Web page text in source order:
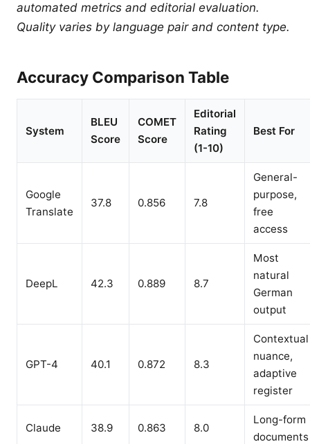
automated metrics and editorial evaluation.
Quality varies by language pair and content type.
Accuracy Comparison Table
System
BLEU
Score
COMET
Score
Editorial
Rating
(1-10)
Best For
Google
Translate
37.8 0.856 7.8
General-
purpose,
free
access
DeepL 42.3 0.889 8.7
Most
natural
German
output
GPT-4 40.1 0.872 8.3
Contextual
nuance,
adaptive
register
Claude 38.9 0.863 8.0
Long-form
documents